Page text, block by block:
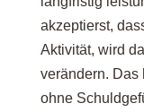
akzeptierst,
Aktivität, wird
verändern. Das
ohne